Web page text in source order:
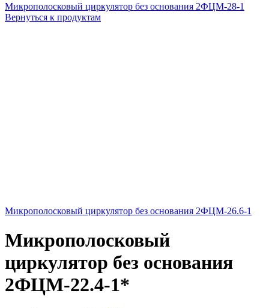
Микрополосковый циркулятор без основания 2ФЦМ-28-1
Вернуться к продуктам
Микрополосковый циркулятор без основания 2ФЦМ-26.6-1
Микрополосковый
циркулятор без основания
2ФЦМ-22.4-1*